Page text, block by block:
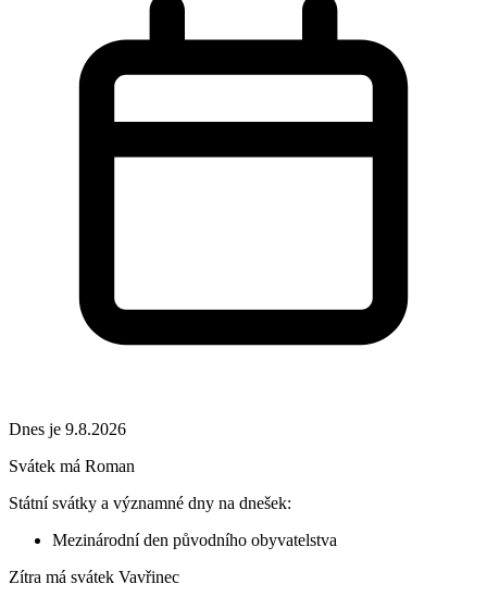
Dnes je 9.8.2026
Svátek má Roman
Státní svátky a významné dny na dnešek:
Mezinárodní den původního obyvatelstva
Zítra má svátek Vavřinec